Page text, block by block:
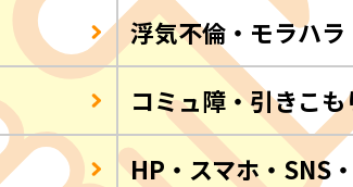
浮気不倫・モラハ
コミュ障・引きこ
HP・スマホ・SNS